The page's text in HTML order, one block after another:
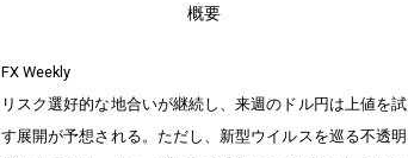
概要
FX Weekly
リスク選好的な地合いが継続し、来週のドル円は上値を試
す展開が予想される。ただし、新型ウイルスを巡る不透明